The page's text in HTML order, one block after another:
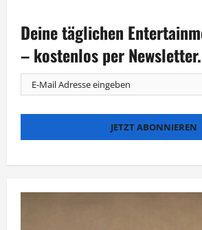
mit
Thomas
Deine täglichen
– kostenlos per Newsletter.